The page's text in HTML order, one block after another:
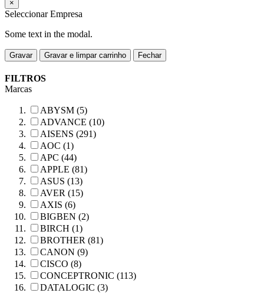
×
Seleccionar Empresa
Some text in the modal.
Gravar Gravar e limpar carrinho Fechar
FILTROS
Marcas
ABYSM (5)
ADVANCE (10)
AISENS (291)
AOC (1)
APC (44)
APPLE (81)
ASUS (13)
AVER (15)
AXIS (6)
BIGBEN (2)
BIRCH (1)
BROTHER (81)
CANON (9)
CISCO (8)
CONCEPTRONIC (113)
DATALOGIC (3)